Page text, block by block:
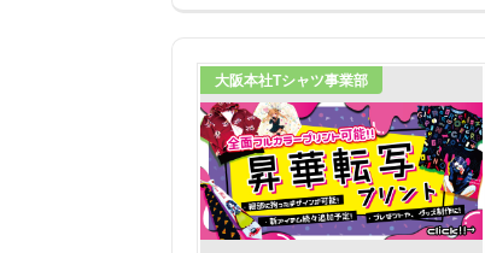
大阪本社Tシャツ事業部